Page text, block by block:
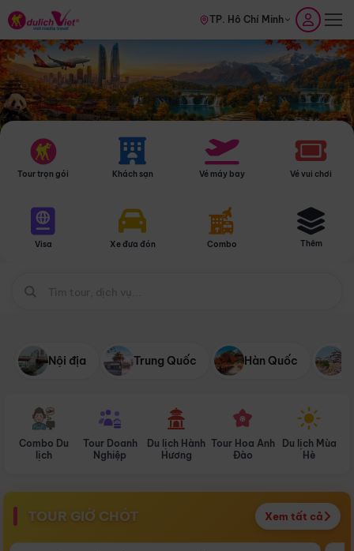
TP. Hồ Chí Minh
Tour trọn gói Khách sạn Vé máy bay Vé vui chơi
Visa Xe đưa đón Combo Thêm
Nội địa Trung Quốc Hàn Quốc
Combo Du
lịch
Tour Doanh
Nghiệp
Du lịch Hành
Hương
Tour Hoa Anh
Đào
Du lịch Mùa
Hè
TOUR GIỜ CHÓT Xem tất cả
Điểm nổi bật